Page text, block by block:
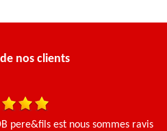
nos clients
pere&fils est nous sommes ravis